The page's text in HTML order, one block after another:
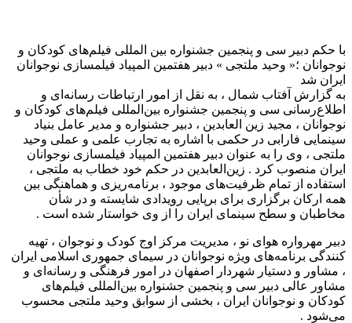
با حکم دبیر سی و پنجمین جشنواره بین المللی فیلم‌های کودکان و
نوجوانان ؛« وحید ملتجی » دبیر هفتمین المپیاد فیلمسازی نوجوانان
ایران شد
به گزارش آفتاب شمال ، به نقل از امور ارتباطات رسانه‌ای و
اطلاع‌رسانی سی و پنجمین جشنواره بین‌المللی فیلم‌های کودکان و
نوجوانان ، مجید زین العابدین ، دبیر جشنواره و مدیر عامل بنیاد
سینمایی فارابی در حکمی با اشاره به تجارب علمی و عملی وحید
ملتجی ، وی را به عنوان دبیر هفتمین المپیاد فیلمسازی نوجوانان
ایران منصوب کرد . زین‌العابدین در حکم خود خطاب به ملتجی ،
استفاده از تمام ظرفیت‌های موجود ، برنامه‌ریزی و هماهنگی بین
همه ارکان برگزاری برای برپایی رویدادی شایسته و در شأن
مخاطبان و سطح سینمای ایران را از وی خواستار شده است .
دبیر مهرواره هوای نو ، مدیریت مرکز اوج کودک و نوجوان ، تهیه
کنندگی برنامه‌های ویژه نوجوانان در سیمای جمهوری اسلامی ایران
، مشاور و دستیار شهردار اصفهان در امور فرهنگی و رسانه‌ای و
مشاور عالی دبیر سی و پنجمین جشنواره بین‌المللی فیلم‌های
کودکان و نوجوانان ایران ، بخشی از سوابق وحید ملتجی محسوب
می‌شود .